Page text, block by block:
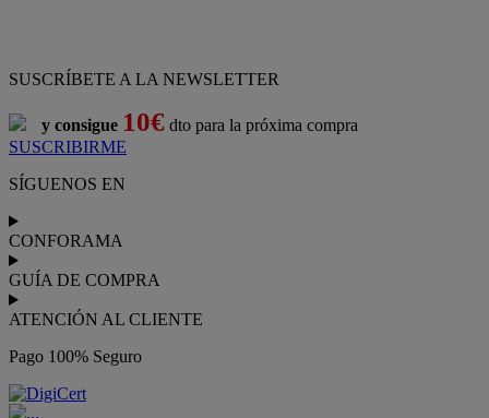
SUSCRÍBETE A LA NEWSLETTER
y consigue 10€ dto para la próxima compra
SUSCRIBIRME
SÍGUENOS EN
CONFORAMA
GUÍA DE COMPRA
ATENCIÓN AL CLIENTE
Pago 100% Seguro